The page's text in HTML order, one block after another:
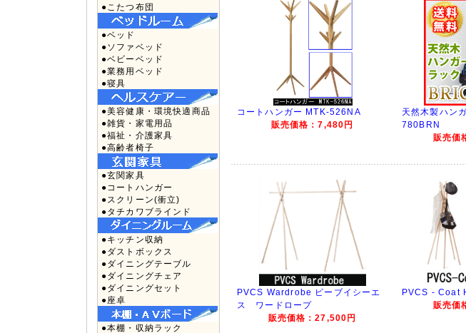
●こたつ布団
●ベッド
●ソファベッド
●ベビーベッド
●業務用ベッド
●寝具
●美容健康・環境快適商品
●雑貨・家電用品
●福祉・介護家具
●高齢者椅子
●玄関家具
●コートハンガー
●スクリーン(衝立)
●タチカワブラインド
●キッチン収納
●ダストボックス
●ダイニングテーブル
●ダイニングチェア
●ダイニングセット
●座卓
●本棚・収納ラック
コートハンガー MTK-526NA
販売価格：7,480円
天然木製ハン
780BRN
販売価
PVCS Wardrobe ピーブイシーエ
ス ワードロープ
販売価格：27,500円
PVCS - Coat
販売価